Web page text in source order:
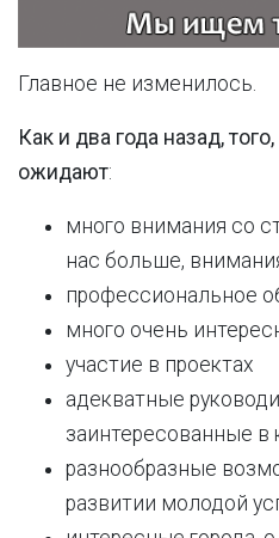
Главное не изменилось.
Как и два года назад,
ожидают:
много внимания со
нас больше,
профессиональное
много очень
участие в проектах
адекватные
заинтересованные
разнообразные
развитии молодой